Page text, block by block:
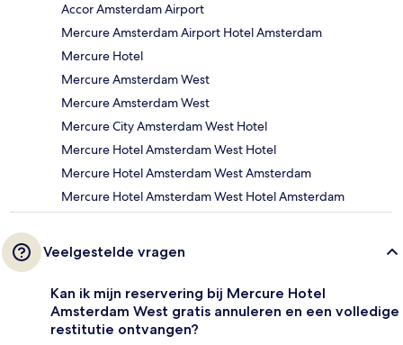
Accor Amsterdam Airport
Mercure Amsterdam Airport Hotel Amsterdam
Mercure Hotel
Mercure Amsterdam West
Mercure Amsterdam West
Mercure City Amsterdam West Hotel
Mercure Hotel Amsterdam West Hotel
Mercure Hotel Amsterdam West Amsterdam
Mercure Hotel Amsterdam West Hotel Amsterdam
Veelgestelde vragen
Kan ik mijn reservering bij Mercure Hotel
Amsterdam West gratis annuleren en een volledige
restitutie ontvangen?